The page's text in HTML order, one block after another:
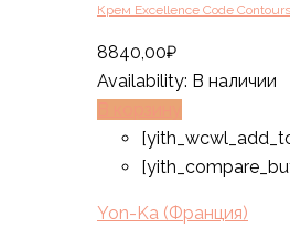
Крем Excellence Code Contours
8840,00₽
Availability: В наличии
Yon-Ka (Франция)